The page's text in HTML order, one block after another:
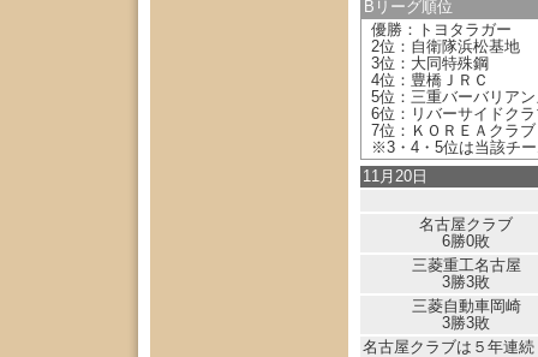
Bリーグ順位
優勝：トヨタラガー
2位：自衛隊浜松基地
3位：大同特殊鋼
4位：豊橋ＪＲＣ
5位：三重バーバリア
6位：リバーサイドク
7位：ＫＯＲＥＡクラブ
※3・4・5位は当該チ
11月20日
名古屋クラブ
6勝0敗
三菱重工名古屋
3勝3敗
三菱自動車岡崎
3勝3敗
名古屋クラブは５年連